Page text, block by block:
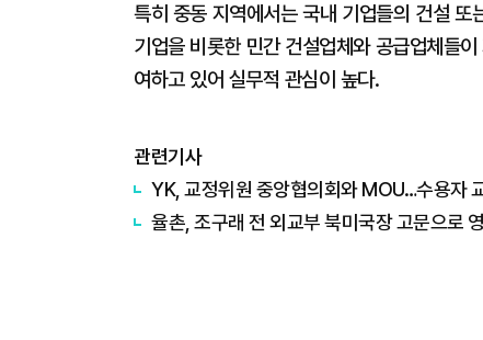
특히 중동 지역에서는 국내 기업들의 건설
기업을 비롯한 민간 건설업체와 공급업체들
여하고 있어 실무적 관심이 높다.
관련기사
YK, 교정위원 중앙협의회와 MOU…수용자
율촌, 조구래 전 외교부 북미국장 고문으로